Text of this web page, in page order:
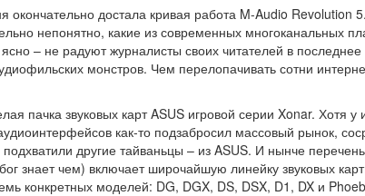
окончательно достала кривая работа M-Audio
непонятно, какие из современных многоканальных
ясно – не радуют журналисты своих читателей в
монстров. Чем перелопачивать сотни
пачка звуковых карт ASUS игровой серии Xonar.
как-то подзабросил массовый рынок,
другие тайваньцы – из ASUS. И нынче
знает чем) включает широчайшую линейку звуковых
конкретных моделей: DG, DGX, DS, DSX, D1, DX и